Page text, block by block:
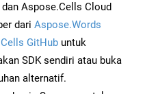
Aspose.Cells Cloud
dari Aspose.Words
GitHub untuk
SDK sendiri atau buka
alternatif.